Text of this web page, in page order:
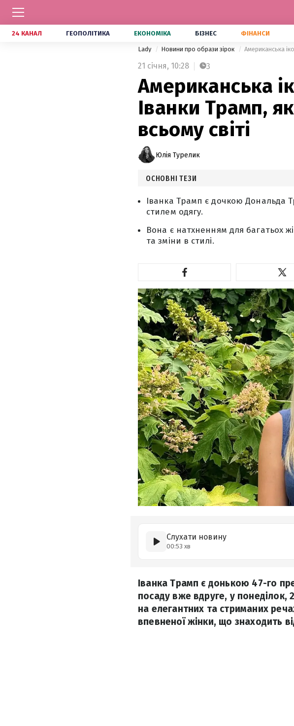
24 КАНАЛ ГЕОПОЛІТИКА ЕКОНОМІКА БІЗНЕС ФІНАНСИ
Lady Новини про образи зірок Американська
21 січня, 10:28 3
Американська
Іванки Трамп,
всьому світі
Юлія Турелик
ОСНОВНІ ТЕЗИ
Іванка Трамп є дочкою Дональда
стилем одягу.
Вона є натхненням для багатьох
та зміни в стилі.
Слухати новину
00:53 хв
Іванка Трамп є донькою 47-го
посаду вже вдруге, у понеділок,
на елегантних та стриманих
впевненої жінки, що знаходить